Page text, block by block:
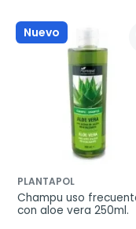
Nuevo
PLANTAPOL
Champu uso
con aloe vera 250ml.